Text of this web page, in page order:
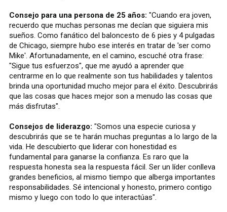
Consejo para una persona de 25 años: "Cuando era joven,
recuerdo que muchas personas me decían que siguiera mis
sueños. Como fanático del baloncesto de 6 pies y 4 pulgadas
de Chicago, siempre hubo ese interés en tratar de 'ser como
Mike'. Afortunadamente, en el camino, escuché otra frase:
"Sigue tus esfuerzos", que me ayudó a aprender que
centrarme en lo que realmente son tus habilidades y talentos
brinda una oportunidad mucho mejor para el éxito. Descubrirás
que las cosas que haces mejor son a menudo las cosas que
más disfrutas".
Consejos de liderazgo: "Somos una especie curiosa y
descubrirás que se te harán muchas preguntas a lo largo de la
vida. He descubierto que liderar con honestidad es
fundamental para ganarse la confianza. Es raro que la
respuesta honesta sea la respuesta fácil. Ser un líder conlleva
grandes beneficios, al mismo tiempo que alberga importantes
responsabilidades. Sé intencional y honesto, primero contigo
mismo y luego con todo lo que interactúas".